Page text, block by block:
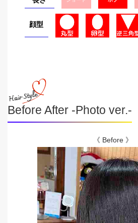
顔型
Before After -Photo ver.-
《 Before 》